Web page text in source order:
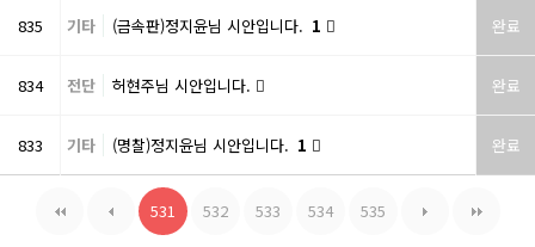
835 기타 (금속판)정지윤님 시안입니다. 1 완료
834 전단 허현주님 시안입니다. 완료
833 기타 (명찰)정지윤님 시안입니다. 1 완료
531 532 533 534 535